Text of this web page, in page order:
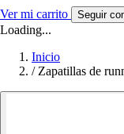
Ver mi carrito Seguir
Loading...
Inicio
/ Zapatillas de